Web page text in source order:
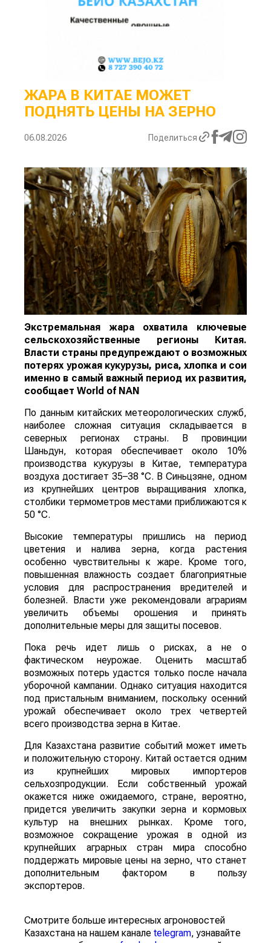
ЖАРА В КИТАЕ МОЖЕТ
ПОДНЯТЬ ЦЕНЫ НА ЗЕРНО
06.08.2026 Поделиться
Экстремальная жара охватила ключевые
сельскохозяйственные регионы Китая.
Власти страны предупреждают о возможных
потерях урожая кукурузы, риса, хлопка и сои
именно в самый важный период их развития,
сообщает World of NAN
По данным китайских метеорологических служб,
наиболее сложная ситуация складывается в
северных регионах страны. В провинции
Шаньдун, которая обеспечивает около 10%
производства кукурузы в Китае, температура
воздуха достигает 35–38 °C. В Синьцзяне, одном
из крупнейших центров выращивания хлопка,
столбики термометров местами приближаются к
50 °C.
Высокие температуры пришлись на период
цветения и налива зерна, когда растения
особенно чувствительны к жаре. Кроме того,
повышенная влажность создает благоприятные
условия для распространения вредителей и
болезней. Власти уже рекомендовали аграриям
увеличить объемы орошения и принять
дополнительные меры для защиты посевов.
Пока речь идет лишь о рисках, а не о
фактическом неурожае. Оценить масштаб
возможных потерь удастся только после начала
уборочной кампании. Однако ситуация находится
под пристальным вниманием, поскольку осенний
урожай обеспечивает около трех четвертей
всего производства зерна в Китае.
Для Казахстана развитие событий может иметь
и положительную сторону. Китай остается одним
из крупнейших мировых импортеров
сельхозпродукции. Если собственный урожай
окажется ниже ожидаемого, стране, вероятно,
придется увеличить закупки зерна и кормовых
культур на внешних рынках. Кроме того,
возможное сокращение урожая в одной из
крупнейших аграрных стран мира способно
поддержать мировые цены на зерно, что станет
дополнительным фактором в пользу
экспортеров.
Смотрите больше интересных агроновостей
Казахстана на нашем канале telegram, узнавайте